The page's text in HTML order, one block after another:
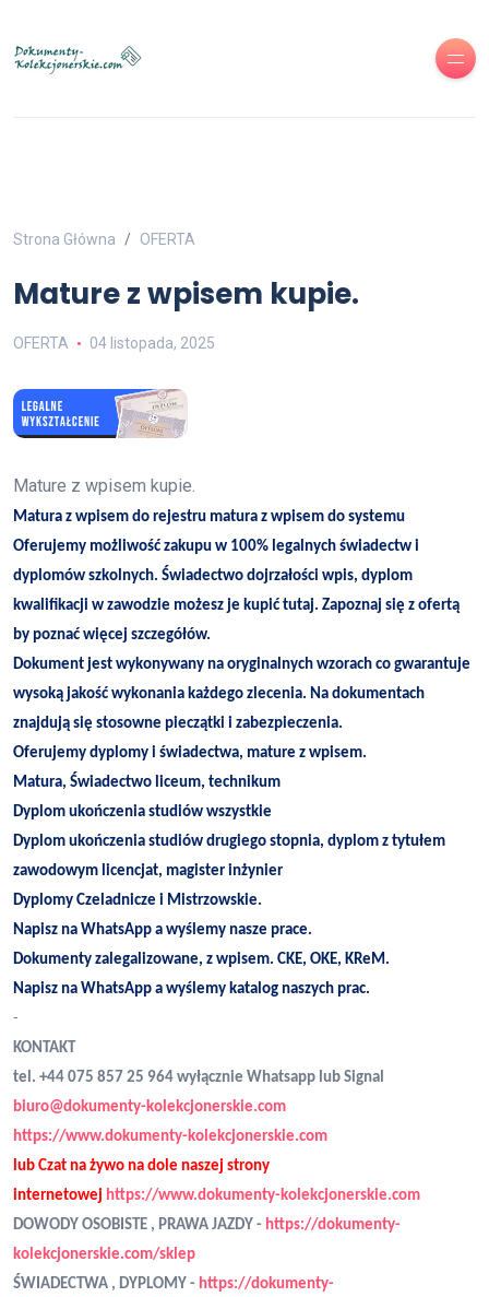
Strona Główna OFERTA
Mature z wpisem kupie.
OFERTA 04 listopada, 2025
Mature z wpisem kupie.
Matura z wpisem do rejestru matura z wpisem do systemu
Oferujemy możliwość zakupu w 100% legalnych świadectw i
dyplomów szkolnych. Świadectwo dojrzałości wpis, dyplom
kwalifikacji w zawodzie możesz je kupić tutaj. Zapoznaj się z ofertą
by poznać więcej szczegółów.
Dokument jest wykonywany na oryginalnych wzorach co gwarantuje
wysoką jakość wykonania każdego zlecenia. Na dokumentach
znajdują się stosowne pieczątki i zabezpieczenia.
Oferujemy dyplomy i świadectwa, mature z wpisem.
Matura, Świadectwo liceum, technikum
Dyplom ukończenia studiów wszystkie
Dyplom ukończenia studiów drugiego stopnia, dyplom z tytułem
zawodowym licencjat, magister inżynier
Dyplomy Czeladnicze i Mistrzowskie.
Napisz na WhatsApp a wyślemy nasze prace.
Dokumenty zalegalizowane, z wpisem. CKE, OKE, KReM.
Napisz na WhatsApp a wyślemy katalog naszych prac.
-
KONTAKT
tel. +44 075 857 25 964 wyłącznie Whatsapp lub Signal
biuro@dokumenty-kolekcjonerskie.com
https://www.dokumenty-kolekcjonerskie.com
lub Czat na żywo na dole naszej strony
internetowej https://www.dokumenty-kolekcjonerskie.com
DOWODY OSOBISTE , PRAWA JAZDY - https://dokumenty-
kolekcjonerskie.com/sklep
ŚWIADECTWA , DYPLOMY - https://dokumenty-